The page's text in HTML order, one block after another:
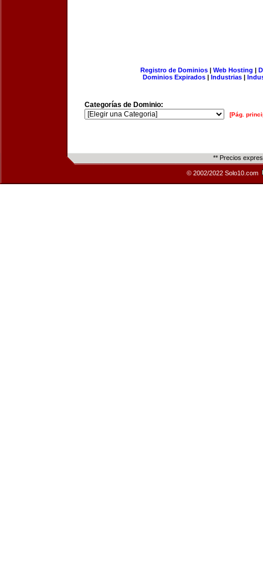
Registro de Dominios| Web Hosting |
Dominios Expirados | Industrias |
Categorías de Dominio:
[Pág.
** Precios
© 2002/2022 Solo10.com